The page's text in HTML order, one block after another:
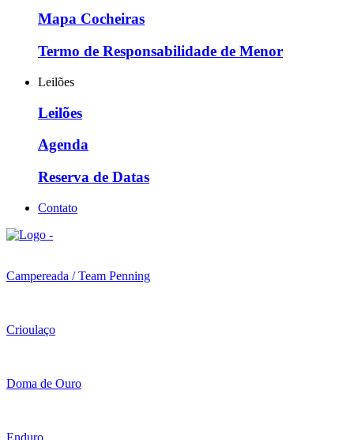
Mapa Cocheiras
Termo de Responsabilidade de Menor
Leilões
Leilões
Agenda
Reserva de Datas
Contato
Campereada / Team Penning
Crioulaço
Doma de Ouro
Enduro